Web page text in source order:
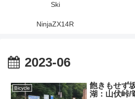
Ski
NinjaZX14R
2023-06
Bicycle
飽きもせず
湖：山伏峠/